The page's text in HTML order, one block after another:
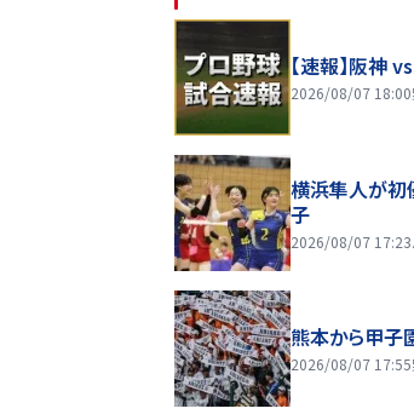
【速報】阪神
2026/08/07 18:00
横浜隼人が初
子
2026/08/07 17:23
熊本から甲子
2026/08/07 17:55